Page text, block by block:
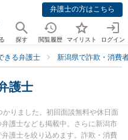
弁護士の方はこちら
探す 閲覧履歴 マイリスト ログイン
きる弁護士 新潟県で詐欺・消費
護士
りました。初回面談無料や休日面
護士なども掲載中。さらに新潟市
護士を絞り込めます。詐欺・消費